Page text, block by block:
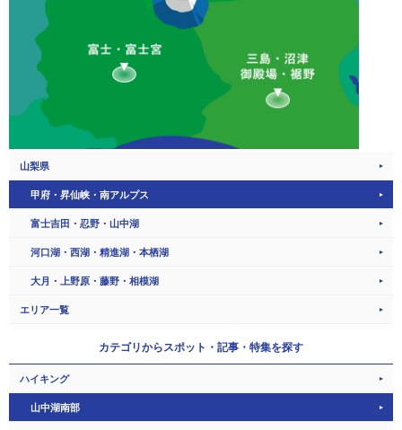
山梨県
甲府・昇仙峡・南アルプス
富士吉田・忍野・山中湖
河口湖・西湖・精進湖・本栖湖
大月・上野原・藤野・相模湖
エリア一覧
カテゴリからスポット・記事・特集を探す
ハイキング
山中湖南部